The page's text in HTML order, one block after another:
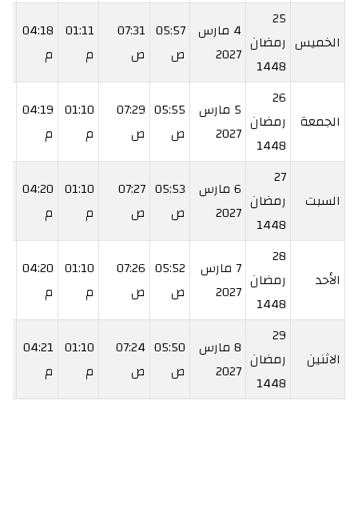
الخميس
25
رمضان
1448
4 مارس
2027
05:57
ص
07:31
ص
01:11
م
04:18
م
الجمعة
26
رمضان
1448
5 مارس
2027
05:55
ص
07:29
ص
01:10
م
04:19
م
السبت
27
رمضان
1448
6 مارس
2027
05:53
ص
07:27
ص
01:10
م
04:20
م
الأحد
28
رمضان
1448
7 مارس
2027
05:52
ص
07:26
ص
01:10
م
04:20
م
الاثنين
29
رمضان
1448
8 مارس
2027
05:50
ص
07:24
ص
01:10
م
04:21
م